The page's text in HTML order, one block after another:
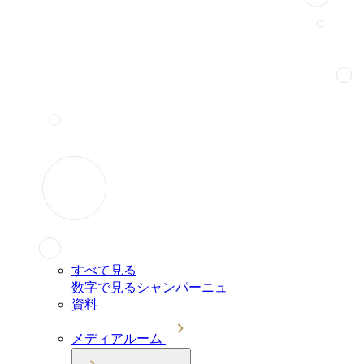
すべて見る
数字で見るシャンパーニュ
資料
メディアルーム